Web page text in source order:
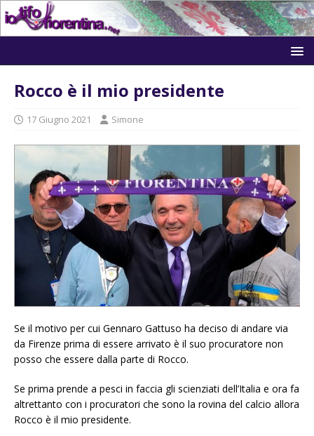
Rocco è il mio presidente
17 Giugno 2021 Simone
Se il motivo per cui Gennaro Gattuso ha deciso di andare via
da Firenze prima di essere arrivato è il suo procuratore non
posso che essere dalla parte di Rocco.
Se prima prende a pesci in faccia gli scienziati dell’Italia e ora fa
altrettanto con i procuratori che sono la rovina del calcio allora
Rocco è il mio presidente.